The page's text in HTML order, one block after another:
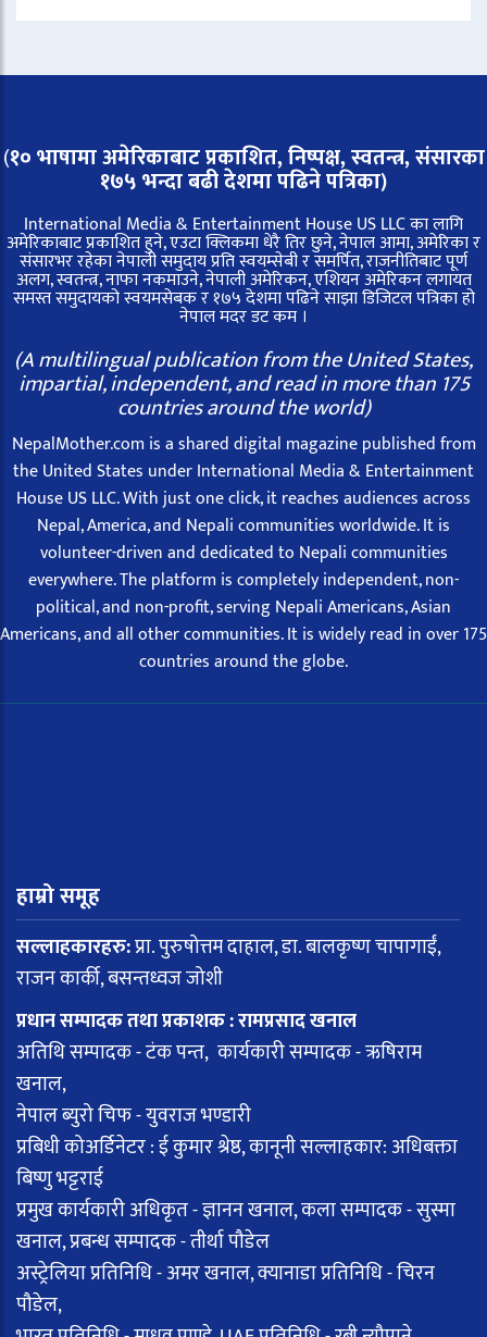
(१० भाषामा अमेरिकाबाट प्रकाशित, निष्पक्ष, स्वतन्त्र,संसारका
१७५ भन्दा बढी देशमा पढिने पत्रिका)
International Media & Entertainment House US LLC का लागि
अमेरिकाबाट प्रकाशित हुने, एउटा क्लिकमा धेरै तिर छुने, नेपाल आमा, अमेरिका र
संसारभर रहेका नेपाली समुदाय प्रति स्वयम्सेबी र समर्पित, राजनीतिबाट पूर्ण
अलग, स्वतन्त्र, नाफा नकमाउने, नेपाली अमेरिकन, एशियन अमेरिकन लगायत
समस्त समुदायको स्वयमसेबक र १७५ देशमा पढिने साझा डिजिटल पत्रिका हो
नेपाल मदर डट कम ।
(A multilingual publication from the United States,
impartial, independent, and read in more than 175
countries around the world)
NepalMother.com is a shared digital magazine published from
the United States under International Media & Entertainment
House US LLC. With just one click, it reaches audiences across
Nepal, America, and Nepali communities worldwide. It is
volunteer-driven and dedicated to Nepali communities
everywhere. The platform is completely independent, non-
political, and non-profit, serving Nepali Americans, Asian
Americans, and all other communities. It is widely read in over 175
countries around the globe.
हाम्रो समूह
सल्लाहकारहरु:प्रा. पुरुषोत्तम दाहाल, डा. बालकृष्ण चापागाईं,
राजन कार्की, बसन्तध्वज जोशी
प्रधान सम्पादक तथा प्रकाशक : रामप्रसाद खनाल
अतिथि सम्पादक - टंक पन्त, कार्यकारी सम्पादक - ऋषिराम
खनाल,
नेपाल ब्युरो चिफ - युवराज भण्डारी
प्रबिधी कोअर्डिनेटर : ई कुमार श्रेष्ठ, कानूनी सल्लाहकार: अधिबक्ता
बिष्णु भट्टराई
प्रमुख कार्यकारी अधिकृत - ज्ञानन खनाल, कला सम्पादक - सुस्मा
खनाल, प्रबन्ध सम्पादक - तीर्था पौडेल
अस्ट्रेलिया प्रतिनिधि - अमर खनाल, क्यानाडा प्रतिनिधि - चिरन
पौडेल,